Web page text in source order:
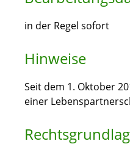
in der Regel sofort
Hinweise
Seit dem 1. Oktober
einer